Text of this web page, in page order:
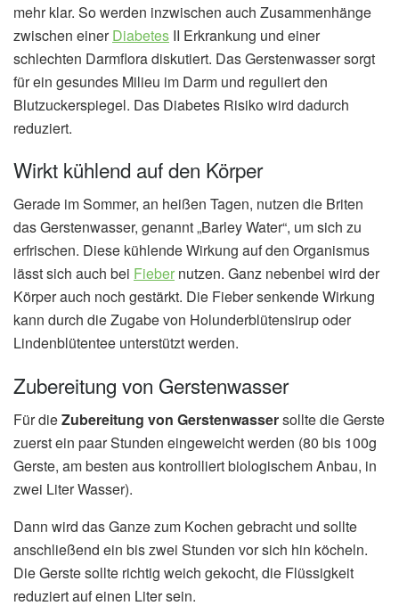
mehr klar. So werden inzwischen auch Zusammenhänge
zwischen einerDiabetes II Erkrankung und einer
schlechten Darmflora diskutiert. Das Gerstenwasser sorgt
für ein gesundes Milieu im Darm und reguliert den
Blutzuckerspiegel. Das Diabetes Risiko wird dadurch
reduziert.
Wirkt kühlend auf den Körper
Gerade im Sommer, an heißen Tagen, nutzen die Briten
das Gerstenwasser, genannt „Barley Water“, um sich zu
erfrischen. Diese kühlende Wirkung auf den Organismus
lässt sich auch bei Fieber nutzen. Ganz nebenbei wird der
Körper auch noch gestärkt. Die Fieber senkende Wirkung
kann durch die Zugabe von Holunderblütensirup oder
Lindenblütentee unterstützt werden.
Zubereitung von Gerstenwasser
Für dieZubereitung von Gerstenwassersollte die Gerste
zuerst ein paar Stunden eingeweicht werden (80 bis 100g
Gerste, am besten aus kontrolliert biologischem Anbau, in
zwei Liter Wasser).
Dann wird das Ganze zum Kochen gebracht und sollte
anschließend ein bis zwei Stunden vor sich hin köcheln.
Die Gerste sollte richtig weich gekocht, die Flüssigkeit
reduziert auf einen Liter sein.